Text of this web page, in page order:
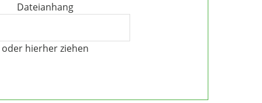
Dateianhang
oder hierher ziehen